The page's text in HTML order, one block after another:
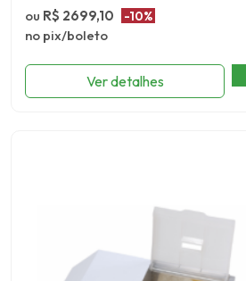
ou R$ 2699,10 -10%
no pix/boleto
Ver detalhes